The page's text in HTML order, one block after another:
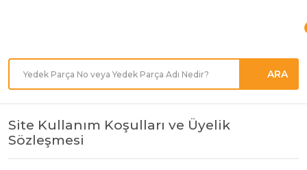
ARA
Site Kullanım Koşulları ve Üyelik
Sözleşmesi